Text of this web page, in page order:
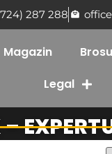
287 288
Magazin
Legal
–